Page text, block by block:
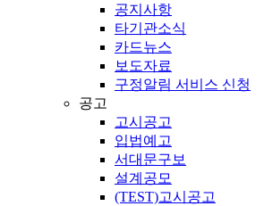
공지사항
타기관소식
카드뉴스
보도자료
구정알림 서비스 신청
공고
고시공고
입법예고
서대문구보
설계공모
(TEST)고시공고